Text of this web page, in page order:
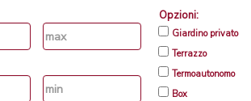
Opzioni:
Giardino privato
Terrazzo
Termoautonomo
Box